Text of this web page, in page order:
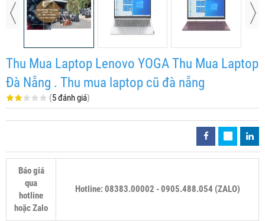
Thu Mua Laptop Lenovo YOGA Thu Mua Laptop
Đà Nẵng . Thu mua laptop cũ đà nẵng
(5 đánh giá)
Báo giá
qua
hotline
hoặc Zalo
Hotline: 08383.00002 - 0905.488.054 (ZALO)